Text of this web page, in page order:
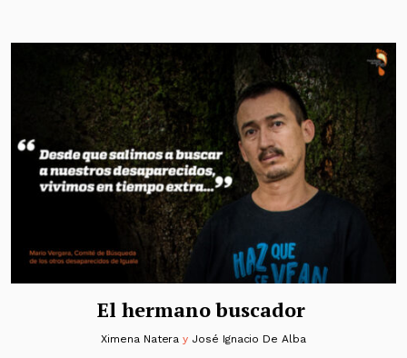
El hermano buscador
Ximena Natera y José Ignacio De Alba